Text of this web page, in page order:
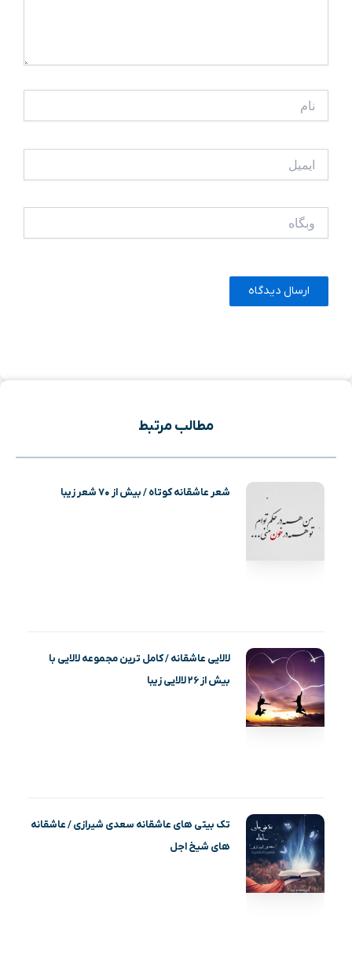
مطالب مرتبط
شعر عاشقانه کوتاه / بیش از ۷۰ شعر زیبا
لالایی عاشقانه / کامل ترین مجموعه لالایی با
بیش از ۲۶ لالایی زیبا
تک بیتی های عاشقانه سعدی شیرازی / عاشقانه
های شیخ اجل